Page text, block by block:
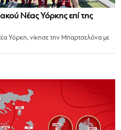
Νέας Υόρκης επί της
Υόρκη, νίκησε την Μπαρτσελόνα με